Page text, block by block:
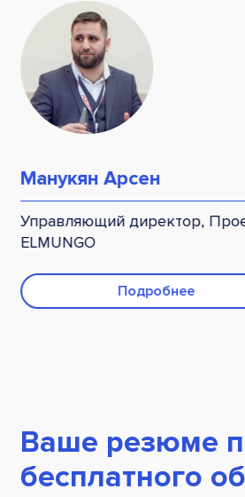
Манукян Арсен
Управляющий директор,
ELMUNGO
Подробнее
Ваше резюме
бесплатного